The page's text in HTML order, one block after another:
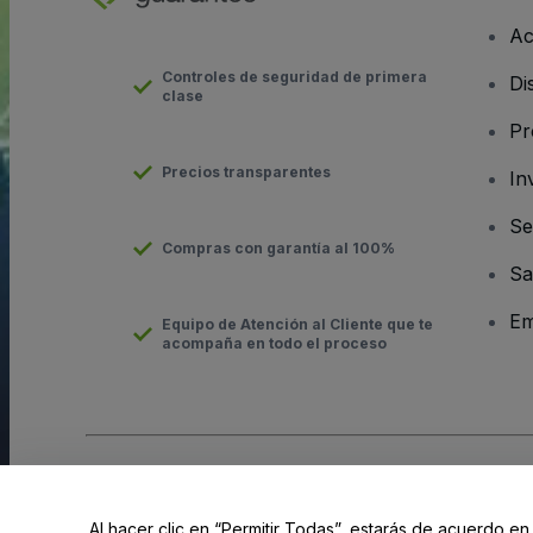
Controles de seguridad de primera
clase
Precios transparentes
Compras con garantía al 100%
Equipo de Atención al Cliente que te
acompaña en todo el proceso
Al hacer clic en “Permitir Todas”, estarás de acuerdo